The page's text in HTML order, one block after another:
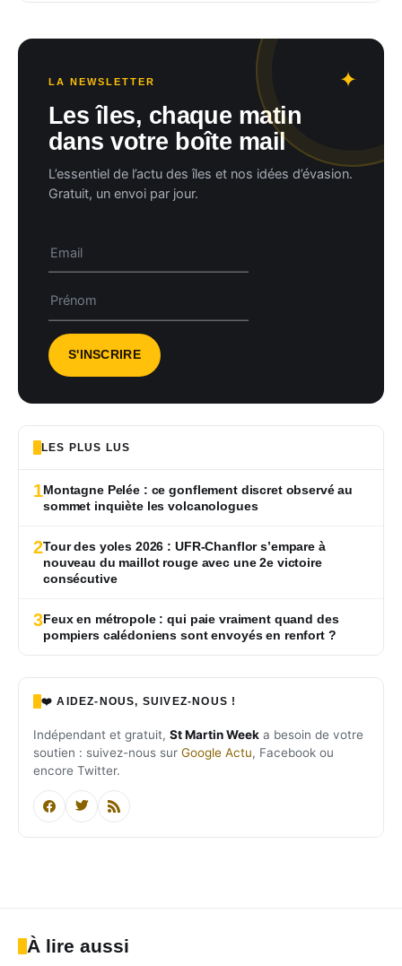
LA NEWSLETTER
Les îles, chaque matin
dans votre boîte mail
L’essentiel de l’actu des îles et nos idées d’évasion.
Gratuit, un envoi par jour.
LES PLUS LUS
1Montagne Pelée : ce gonflement discret observé au
sommet inquiète les volcanologues
2Tour des yoles 2026 : UFR-Chanflor s’empare à
nouveau du maillot rouge avec une 2e victoire
consécutive
3Feux en métropole : qui paie vraiment quand des
pompiers calédoniens sont envoyés en renfort ?
❤️ AIDEZ-NOUS, SUIVEZ-NOUS !
Indépendant et gratuit, St Martin Week a besoin de votre
soutien : suivez-nous sur Google Actu, Facebook ou
encore Twitter.
À lire aussi